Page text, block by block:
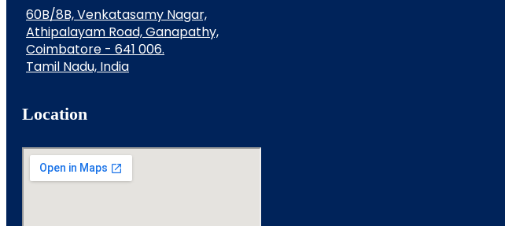
60B/8B, Venkatasamy Nagar,
Athipalayam Road, Ganapathy,
Coimbatore - 641 006.
Tamil Nadu, India
Location